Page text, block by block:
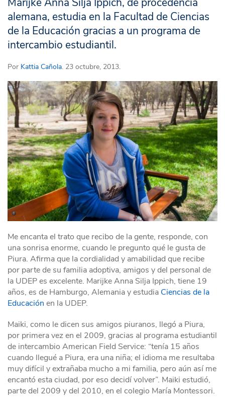
alemana, estudia en la Facultad de Ciencias
de la Educación gracias a un programa de
intercambio estudiantil.
Por Kattia Cañola. 23 octubre, 2013.
Me encanta el trato que recibo de la gente, responde, con
una sonrisa enorme, cuando le pregunto qué le gusta de
Piura. Afirma que la cordialidad y amabilidad que recibe
por parte de su familia adoptiva, amigos y del personal de
la UDEP es excelente. Marijke Anna Silja Ippich, tiene 19
años, es de Hamburgo, Alemania y estudia Ciencias de la
Educación en la UDEP.
Maiki, como le dicen sus amigos piuranos, llegó a Piura,
por primera vez en el 2009, gracias al programa estudiantil
de intercambio American Field Service: “tenía 15 años
cuando llegué a Piura, era una niña; el idioma me resultaba
muy difícil y extrañaba mucho a mi familia, pero aún así me
encantó esta ciudad, por eso decidí volver”. Maiki estudió,
parte del 2009 y del 2010, en el colegio María Montessori.